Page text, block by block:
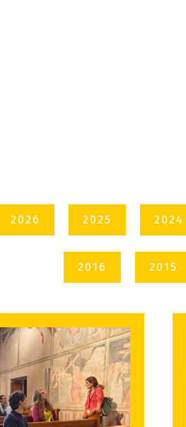
2026 2025 2024
2016 2015